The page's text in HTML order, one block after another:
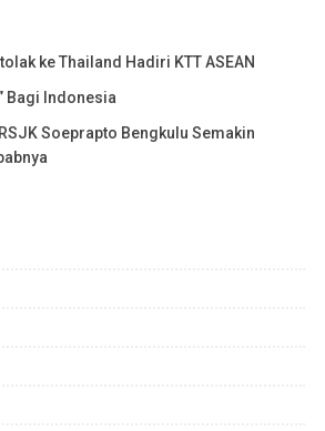
ke Thailand Hadiri KTT ASEAN
Bagi Indonesia
Soeprapto Bengkulu Semakin